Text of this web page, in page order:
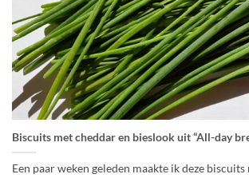
Biscuits met cheddar en bieslook uit “All-day
Een paar weken geleden maakte ik deze